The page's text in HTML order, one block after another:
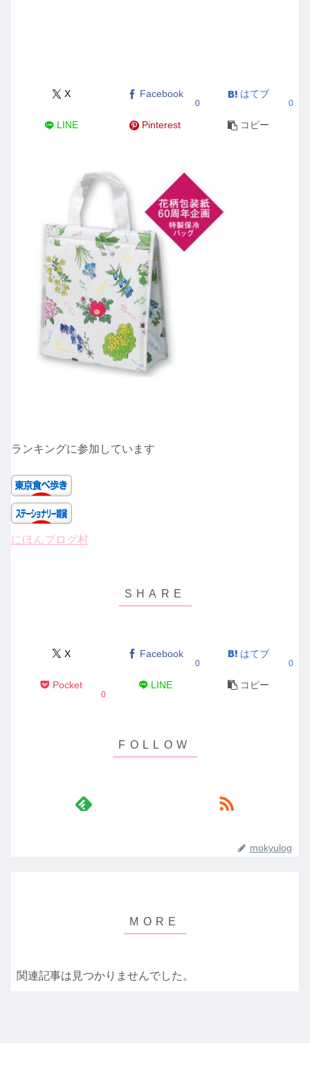
X Facebook
0
はてブ
0
LINE Pinterest コピー
ランキングに参加しています
にほんブログ村
X Facebook
0
はてブ
0
Pocket
0
LINE コピー
mokyulog
関連記事は見つかりませんでした。